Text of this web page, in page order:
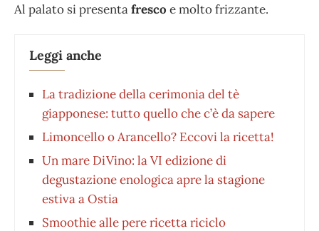
Al palato si presentafresco e molto frizzante.
Leggi anche
La tradizione della cerimonia del tè
giapponese: tutto quello che c’è da sapere
Limoncello o Arancello? Eccovi la ricetta!
Un mare DiVino: la VI edizione di
degustazione enologica apre la stagione
estiva a Ostia
Smoothie alle pere ricetta riciclo